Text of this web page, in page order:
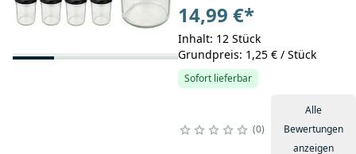
14,99 €*
Inhalt: 12 Stück
Grundpreis: 1,25 € / Stück
Sofort lieferbar
0
Alle
Bewertungen
anzeigen